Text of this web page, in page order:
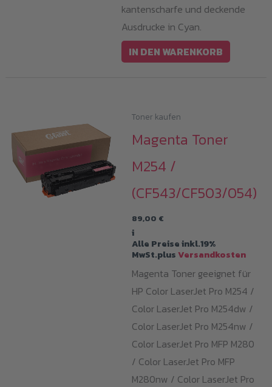
kantenscharfe und deckende
Ausdrucke in Cyan.
IN DEN WARENKORB
Toner kaufen
Magenta Toner
M254 /
(CF543/CF503/054)
89,00 €
i
Alle Preise inkl.19%
MwSt.plusVersandkosten
Magenta Toner geeignet für
HP Color LaserJet Pro M254 /
Color LaserJet Pro M254dw /
Color LaserJet Pro M254nw /
Color LaserJet Pro MFP M280
/ Color LaserJet Pro MFP
M280nw / Color LaserJet Pro